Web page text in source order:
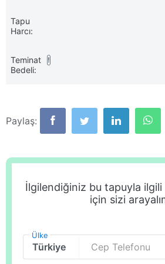
Tapu
Harcı:
Teminat
Bedeli:
!
Paylaş:
İlgilendiğiniz bu tapuyla ilgili
için sizi
Ülke
Cep Telefonu